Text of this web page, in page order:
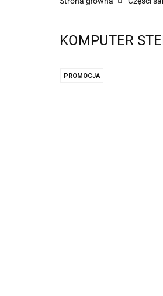
KOMPUTER
PROMOCJA